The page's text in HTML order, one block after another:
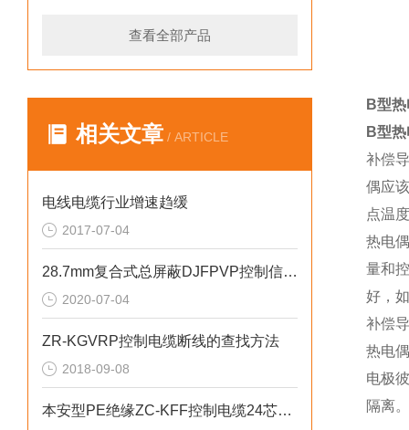
查看全部产品
相关文章 / ARTICLE
电线电缆行业增速趋缓
2017-07-04
28.7mm复合式总屏蔽DJFPVP控制信号电缆
2020-07-04
ZR-KGVRP控制电缆断线的查找方法
2018-09-08
本安型PE绝缘ZC-KFF控制电缆24芯绞合
B型
B型
补偿
偶应
点温
热电
量和
好，
补偿
热电
电极
隔离。